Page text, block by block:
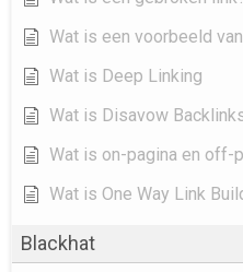
Wat is een voorbeeld
Wat is Deep Linking
Wat is Disavow
Wat is on-pagina en off-
Wat is One Way Link
Blackhat